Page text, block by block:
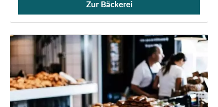
Verkauf von Brötchen,
Zur Bäckerei